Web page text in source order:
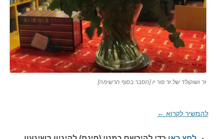
זר ושוקולד של זר פור יו [הסבר בסוף הרשימה]
להמשיך לקרוא←